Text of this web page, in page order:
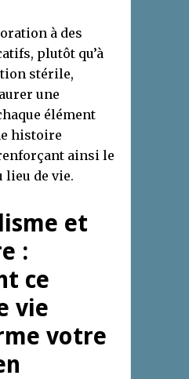
à des
plutôt qu’à
stérile,
une
élément
histoire
ainsi le
lieu de vie.
et
:
ce
vie
votre